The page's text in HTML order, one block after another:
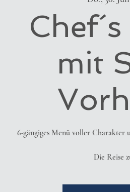
mit
6-gängiges Menü voller Charakter
Die Reise